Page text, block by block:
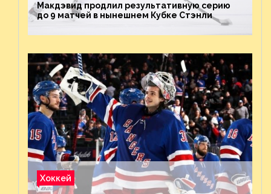
Макдэвид продлил результативную серию
до 9 матчей в нынешнем Кубке Стэнли
Хоккей